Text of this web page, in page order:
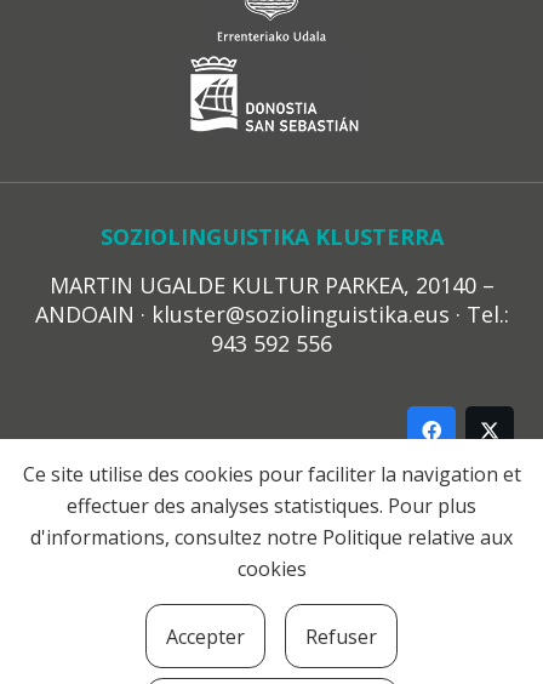
SOZIOLINGUISTIKA KLUSTERRA
MARTIN UGALDE KULTUR PARKEA, 20140 –
ANDOAIN · kluster@soziolinguistika.eus · Tel.:
943 592 556
LEGE OHARRA
PRIBATUTASUN POLITIKA
COOKIE-EN POLITIKA
© 2021 Soziolinguistika Klusterra
Ce site utilise des cookies pour faciliter la navigation et
effectuer des analyses statistiques. Pour plus
d'informations, consultez notre Politique relative aux
cookies
Accepter Refuser